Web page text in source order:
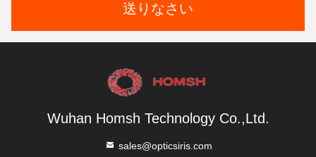
送りなさい
Wuhan Homsh Technology Co.,Ltd.
sales@opticsiris.com